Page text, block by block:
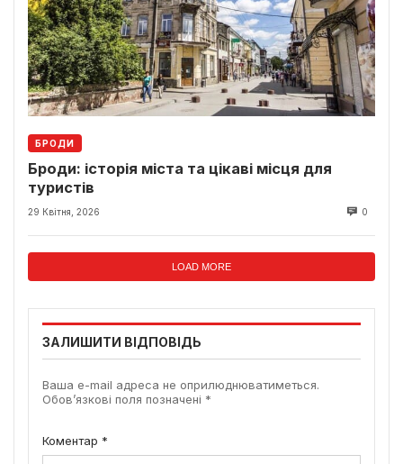
БРОДИ
Броди: історія міста та цікаві місця для
туристів
29 Квітня, 2026 0
LOAD MORE
ЗАЛИШИТИ ВІДПОВІДЬ
Ваша e-mail адреса не оприлюднюватиметься.
Обов’язкові поля позначені *
Коментар *